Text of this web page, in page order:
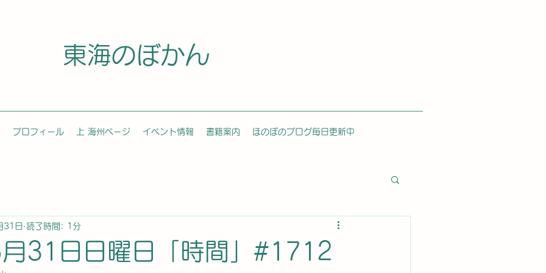
東海のぼかん
プロフィール 上 海州ページ イベント情報 書籍案内 ほのぼのブログ毎日更新中
31日日曜日「時間」#1712
31日 読了時間: 1分